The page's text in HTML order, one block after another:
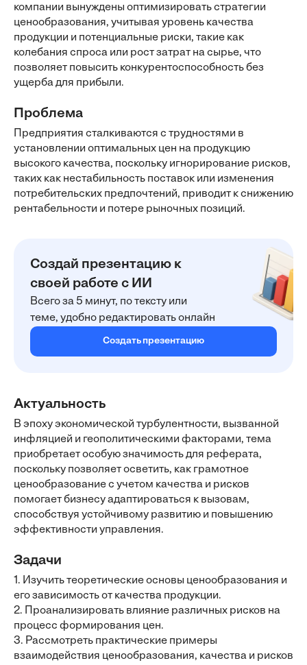
компании вынуждены оптимизировать стратегии
ценообразования, учитывая уровень качества
продукции и потенциальные риски, такие как
колебания спроса или рост затрат на сырье, что
позволяет повысить конкурентоспособность без
ущерба для прибыли.
Проблема
Предприятия сталкиваются с трудностями в
установлении оптимальных цен на продукцию
высокого качества, поскольку игнорирование рисков,
таких как нестабильность поставок или изменения
потребительских предпочтений, приводит к снижению
рентабельности и потере рыночных позиций.
Создай презентацию к
своей работе с ИИ
Всего за 5 минут, по тексту или
теме, удобно редактировать онлайн
Создать презентацию
Актуальность
В эпоху экономической турбулентности, вызванной
инфляцией и геополитическими факторами, тема
приобретает особую значимость для реферата,
поскольку позволяет осветить, как грамотное
ценообразование с учетом качества и рисков
помогает бизнесу адаптироваться к вызовам,
способствуя устойчивому развитию и повышению
эффективности управления.
Задачи
1. Изучить теоретические основы ценообразования и
его зависимость от качества продукции.
2. Проанализировать влияние различных рисков на
процесс формирования цен.
3. Рассмотреть практические примеры
взаимодействия ценообразования, качества и рисков